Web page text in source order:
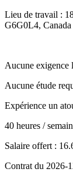
Lieu de travail :
G6G0L4, Canada
Aucune exigence
Aucune étude
Expérience un
40 heures /
Salaire offert :
Contrat du 2026-